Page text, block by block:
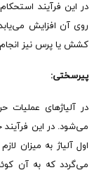
در این فرآیند
روی آن افزایش
کشش یا پرس نیز
پیرسختی:
در آلیاژهای عملیات
می‌شود. در این فرآیند
اول آلیاژ به میزان
می‌گردد که به آن